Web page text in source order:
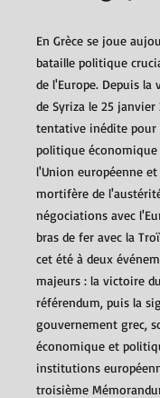
En Grèce se joue
bataille politique
de l'Europe. Depuis la
de Syriza le 25 janvier
tentative inédite pour
politique économique
l'Union européenne
mortifère de
négociations avec
bras de fer avec la
cet été à deux
majeurs : la victoire
référendum, puis la
gouvernement grec,
économique et
institutions
troisième